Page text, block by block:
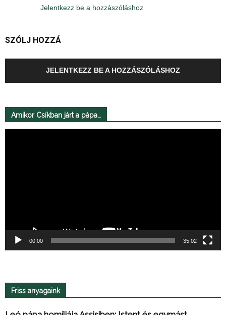
Jelentkezz be a hozzászóláshoz
SZÓLJ HOZZÁ
JELENTKEZZ BE A HOZZÁSZÓLÁSHOZ
Amikor Csíkban járt a pápa…
00:00 35:02
Friss anyagaink